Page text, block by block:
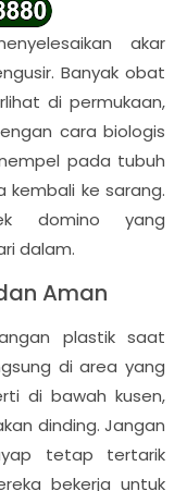
akar
Banyak obat
di permukaan,
cara biologis
pada tubuh
kembali ke sarang.
domino yang
dalam.
Aman
plastik saat
di area yang
di bawah kusen,
dinding. Jangan
tetap tertarik
bekerja untuk